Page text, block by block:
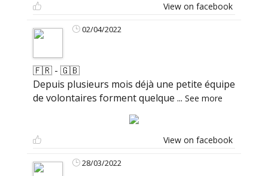
View on facebook
02/04/2022
🇫🇷 - 🇬🇧
Depuis plusieurs mois déjà une petite équipe
de volontaires forment quelque ... See more
View on facebook
28/03/2022